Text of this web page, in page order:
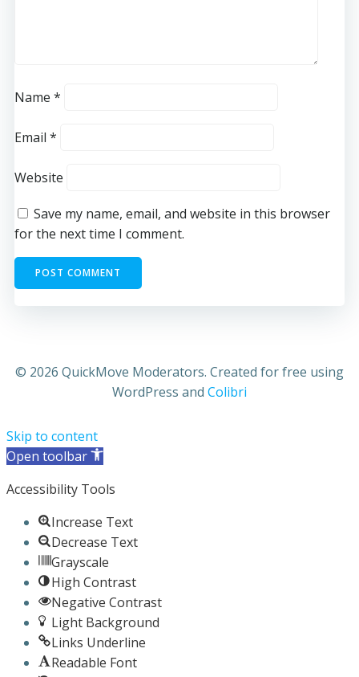
Name *
Email *
Website
Save my name, email, and website in this browser
for the next time I comment.
© 2026 QuickMove Moderators. Created for free using
WordPress and Colibri
Skip to content
Open toolbar
Accessibility Tools
Increase Text
Decrease Text
Grayscale
High Contrast
Negative Contrast
Light Background
Links Underline
Readable Font